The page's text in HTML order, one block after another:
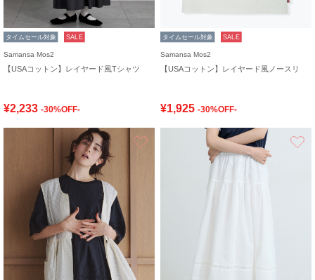
タイムセール対象 SALE
Samansa Mos2
【USAコットン】レイヤード風Tシャツ
¥2,233 -30%OFF-
タイムセール対象 SALE
Samansa Mos2
【USAコットン】レイヤード風ノースリ
¥1,925 -30%OFF-